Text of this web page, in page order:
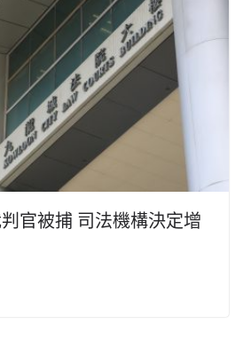
官被捕 司法機構決定增